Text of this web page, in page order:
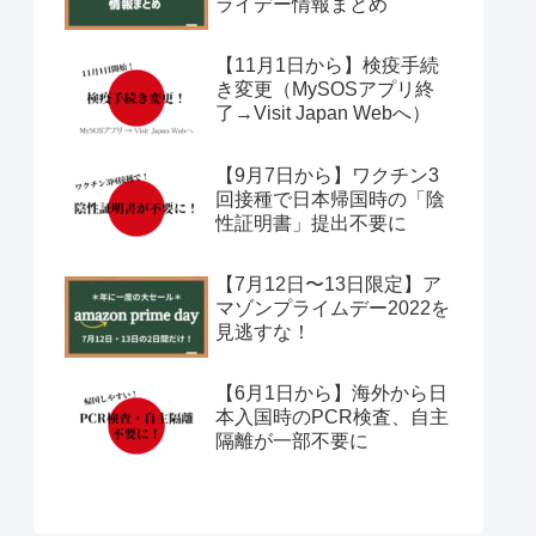
ライデー情報まとめ
【11月1日から】検疫手続
き変更（MySOSアプリ終
了→Visit Japan Webへ）
【9月7日から】ワクチン3
回接種で日本帰国時の「陰
性証明書」提出不要に
【7月12日〜13日限定】ア
マゾンプライムデー2022を
見逃すな！
【6月1日から】海外から日
本入国時のPCR検査、自主
隔離が一部不要に